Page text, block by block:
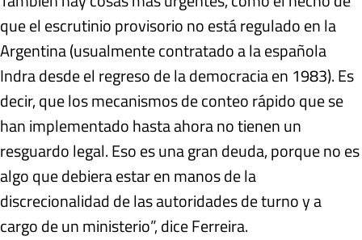
que el escrutinio provisorio no está regulado en la
Argentina (usualmente contratado a la española
Indra desde el regreso de la democracia en 1983). Es
decir, que los mecanismos de conteo rápido que se
han implementado hasta ahora no tienen un
resguardo legal. Eso es una gran deuda, porque no es
algo que debiera estar en manos de la
discrecionalidad de las autoridades de turno y a
cargo de un ministerio”, dice Ferreira.